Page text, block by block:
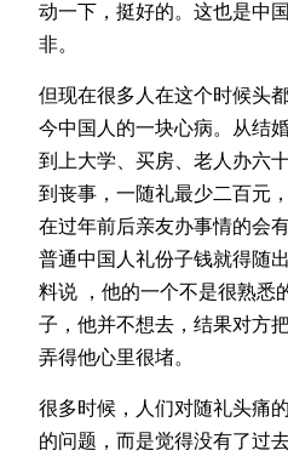
动一下，挺好的。这也是中
非。
但现在很多人在这个时候头
今中国人的一块心病。从结
到上大学、买房、老人办六
到丧事，一随礼最少二百元
在过年前后亲友办事情的会
普通中国人礼份子钱就得随
料说 ，他的一个不是很熟悉
子，他并不想去，结果对方
弄得他心里很堵。
很多时候，人们对随礼头痛
的问题，而是觉得没有了过